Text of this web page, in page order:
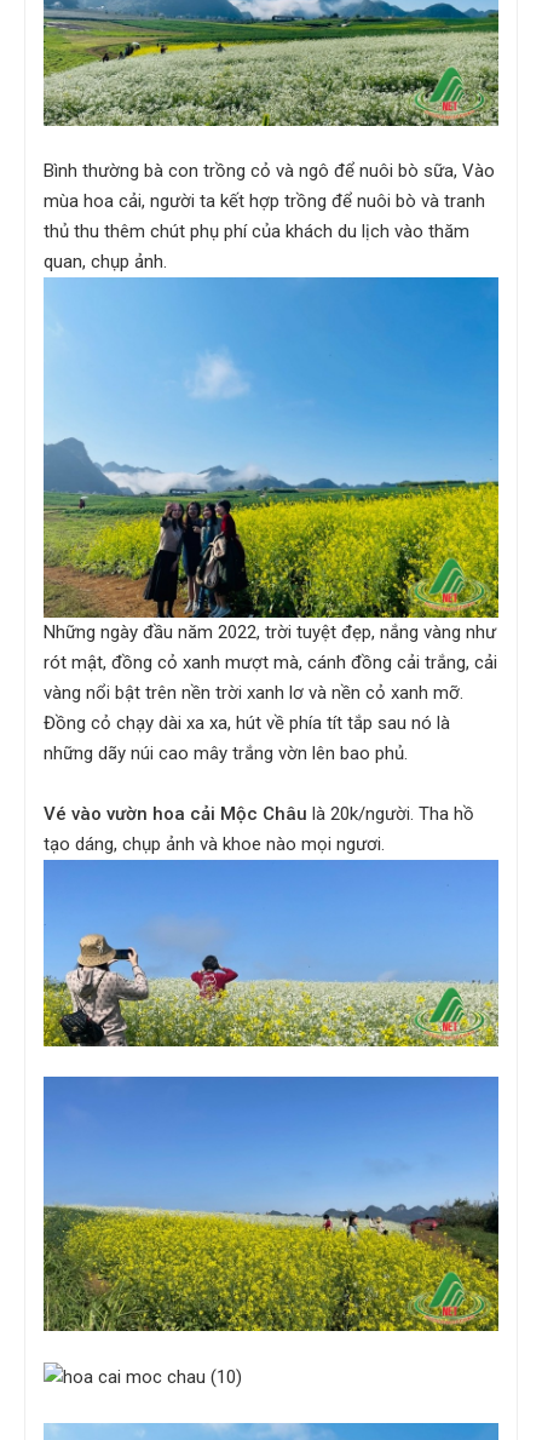
Bình thường bà con trồng cỏ và ngô để nuôi bò sữa, Vào
mùa hoa cải, người ta kết hợp trồng để nuôi bò và tranh
thủ thu thêm chút phụ phí của khách du lịch vào thăm
quan, chụp ảnh.
Những ngày đầu năm 2022, trời tuyệt đẹp, nắng vàng như
rót mật, đồng cỏ xanh mượt mà, cánh đồng cải trắng, cải
vàng nổi bật trên nền trời xanh lơ và nền cỏ xanh mỡ.
Đồng cỏ chạy dài xa xa, hút về phía tít tắp sau nó là
những dãy núi cao mây trắng vờn lên bao phủ.
Vé vào vườn hoa cải Mộc Châu là 20k/người. Tha hồ
tạo dáng, chụp ảnh và khoe nào mọi ngươi.